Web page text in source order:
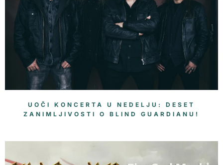
UOČI KONCERTA U NEDELJU: DESET
ZANIMLJIVOSTI O BLIND GUARDIANU!